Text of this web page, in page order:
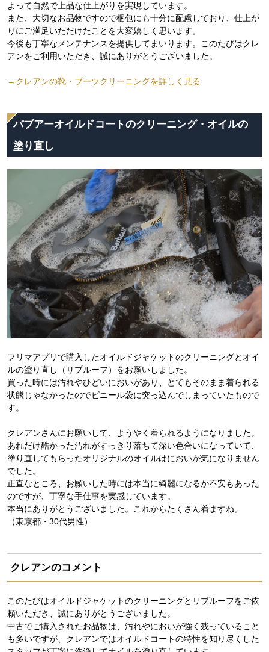
よって自然で上品な仕上がりを実現しています。
また、大切なお品物ですので梱包にも十分に配慮しており、仕上が
りにご満足いただけたことを大変嬉しく思います。
今後も丁寧なメンテナンスを提供してまいります。このたびはクレ
アンをご利用いただき、誠にありがとうございました。
→クレアンの靴・ブーツクリーニングを詳しく見る
バブアーオイルドコートのクリーニング・オイルの
塗り直し
フリマアプリで購入したオイルドジャケットのクリーニングとオイ
ルの塗り直し（リプルーフ）をお願いしました。
買った時には汚れやひどいにおいがあり、とてもそのまま着られる
状態じゃなかったのでビニール袋に突っ込んでしまっていたもので
す。
クレアンさんにお願いして、ようやく着られるようになりました。
あれだけ酷かった汚れがすっきり落ちて深い色合いになっていて、
塗り直してもらったオリジナルのオイルはにおいが気になりません
でした。
正直なところ、お願いした時には本当に綺麗になるか不安もあった
のですが、丁寧な手仕事を実感しています。
本当にありがとうございました。これからたくさん着ますね。
（東京都・30代男性）
クレアンのコメント
このたびはオイルドジャケットのクリーニングとリプルーフをご依
頼いただき、誠にありがとうございました。
中古でご購入されたお品物は、汚れやにおいが強く残っていること
も多いですが、クレアンではオイルドコートの特性を知り尽くした